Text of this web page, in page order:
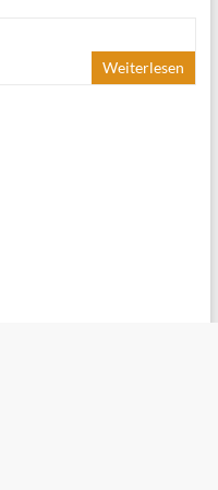
Weiterlesen